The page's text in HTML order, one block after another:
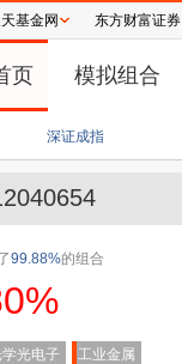
基金网 东方财富证券
页 模拟组合
深证成指
517380）标的指数大涨
99.88%的组合
光电子 工业金属